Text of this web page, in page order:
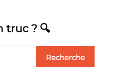
truc ? 🔍